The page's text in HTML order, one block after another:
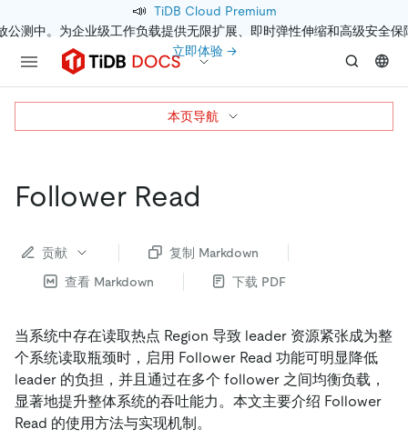
📣 TiDB Cloud Premium
公测中。为企业级工作负载提供无限扩展、即时弹性伸缩和高级安全保
立即体验 →
Follower Read
贡献
复制 Markdown
查看 Markdown
下载 PDF
当系统中存在读取热点 Region 导致 leader 资源紧张成为整
个系统读取瓶颈时，启用 Follower Read 功能可明显降低
leader 的负担，并且通过在多个 follower 之间均衡负载，
显著地提升整体系统的吞吐能力。本文主要介绍 Follower
Read 的使用方法与实现机制。
本页导航